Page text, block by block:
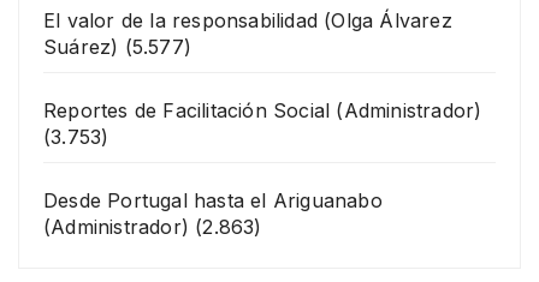
El valor de la responsabilidad (Olga Álvarez
Suárez) (5.577)
Reportes de Facilitación Social (Administrador)
(3.753)
Desde Portugal hasta el Ariguanabo
(Administrador) (2.863)